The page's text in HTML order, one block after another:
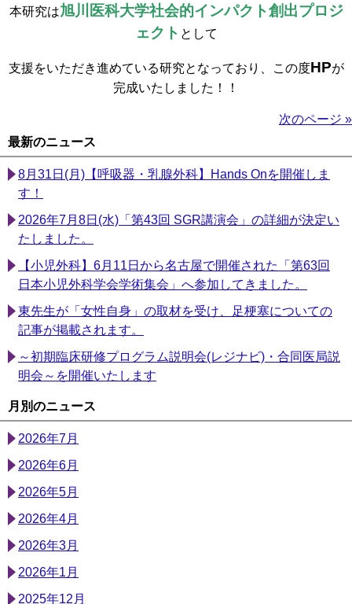
本研究は旭川医科大学社会的インパクト創出プロジ
ェクト として
支援をいただき進めている研究となっており、この度HPが
完成いたしました！！
次のページ »
最新のニュース
8月31日(月)【呼吸器・乳腺外科】Hands Onを開催しま
す！
2026年7月8日(水)「第43回 SGR講演会」の詳細が決定い
たしました。
【小児外科】6月11日から名古屋で開催された「第63回
日本小児外科学会学術集会」へ参加してきました。
東先生が「女性自身」の取材を受け、足梗塞についての
記事が掲載されます。
～初期臨床研修プログラム説明会(レジナビ)・合同医局説
明会～を開催いたします
月別のニュース
2026年7月
2026年6月
2026年5月
2026年4月
2026年3月
2026年1月
2025年12月